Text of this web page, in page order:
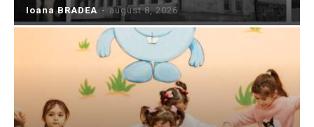
Ioana BRADEA - august 8, 2026